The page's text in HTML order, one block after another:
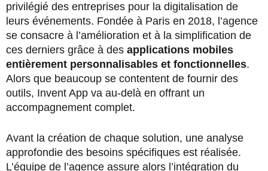
privilégié des entreprises pour la digitalisation de
leurs événements. Fondée à Paris en 2018, l’agence
se consacre à l’amélioration et à la simplification de
ces derniers grâce à des applications mobiles
entièrement personnalisables et fonctionnelles.
Alors que beaucoup se contentent de fournir des
outils, Invent App va au-delà en offrant un
accompagnement complet.
Avant la création de chaque solution, une analyse
approfondie des besoins spécifiques est réalisée.
L’équipe de l’agence assure alors l’intégration du